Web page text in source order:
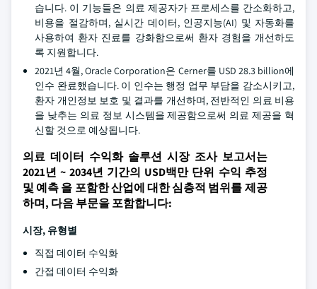
습니다. 이 기능들은 의료 제공자가 프로세스를 간소화하고,
비용을 절감하며, 실시간 데이터, 인공지능(AI) 및 자동화를
사용하여 환자 진료를 강화함으로써 환자 경험을 개선하도
록 지원합니다.
2021년 4월, Oracle Corporation은 Cerner를 USD 28.3 billion에
인수 완료했습니다. 이 인수는 행정 업무 부담을 감소시키고,
환자 개인정보 보호 및 결과를 개선하며, 전반적인 의료 비용
을 낮추는 의료 정보 시스템을 제공함으로써 의료 제공을 혁
신할 것으로 예상됩니다.
의료 데이터 수익화 솔루션 시장 조사 보고서는
2021년 ~ 2034년 기간의 USD백만 단위 수익 추정
및 예측 을 포함한 산업에 대한 심층적 범위를 제공
하며, 다음 부문을 포함합니다:
시장, 유형별
직접 데이터 수익화
간접 데이터 수익화